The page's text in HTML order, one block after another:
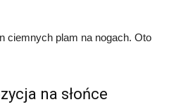
ciemnych plam na nogach. Oto
na słońce